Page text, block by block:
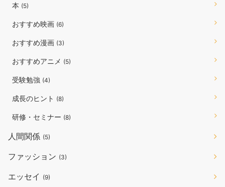
本 (5)
おすすめ映画 (6)
おすすめ漫画 (3)
おすすめアニメ (5)
受験勉強 (4)
成長のヒント (8)
研修・セミナー (8)
人間関係 (5)
ファッション (3)
エッセイ (9)